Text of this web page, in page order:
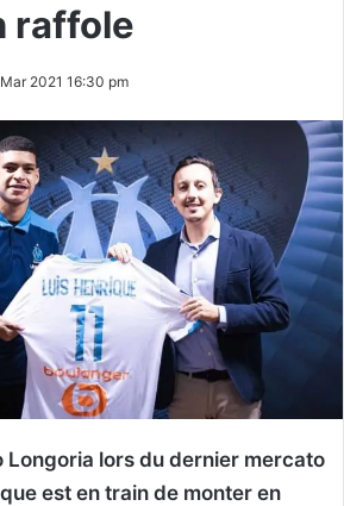
raffole
2021 16:30 pm
Longoria lors du dernier mercato
est en train de monter en